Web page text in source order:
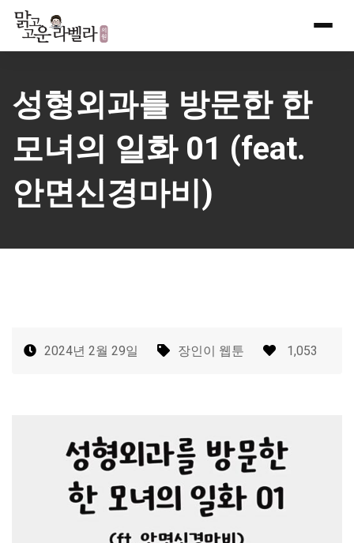
Skip
content
성형외과를 방문한 한
모녀의 일화 01 (feat.
안면신경마비)
2024년 2월 29일 장인이 웹툰 1,053